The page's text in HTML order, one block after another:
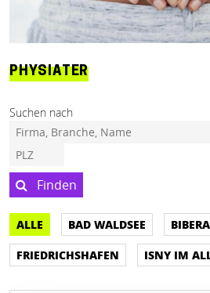
PHYSIATER
Suchen nach
Finden
ALLE BAD WALDSEE
FRIEDRICHSHAFEN
ISNY IM